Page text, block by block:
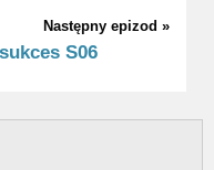
Następny epizod »
S06